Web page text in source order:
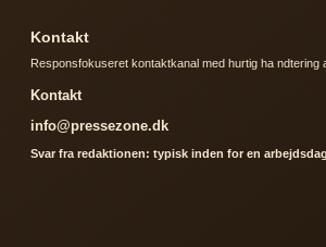
Kontakt
Responsfokuseret kontaktkanal med hurtig ha ndtering
Kontakt
info@pressezone.dk
Svar fra redaktionen: typisk inden for en